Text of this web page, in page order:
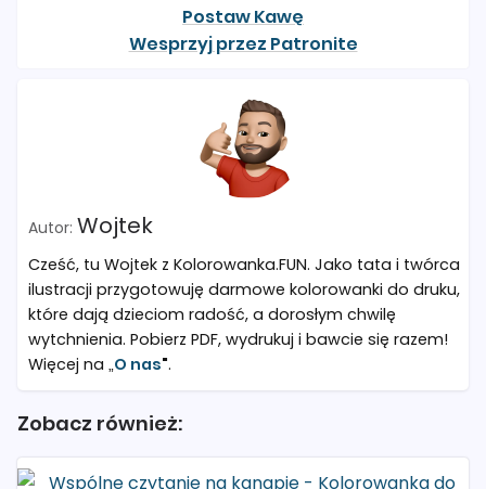
Postaw Kawę
Wesprzyj przez Patronite
Wojtek
Cześć, tu Wojtek z Kolorowanka.FUN. Jako tata i twórca
ilustracji przygotowuję darmowe kolorowanki do druku,
które dają dzieciom radość, a dorosłym chwilę
wytchnienia. Pobierz PDF, wydrukuj i bawcie się razem!
Więcej na „O nas".
Zobacz również: